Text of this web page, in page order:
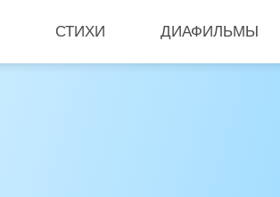
СТИХИ ДИАФИЛЬМЫ